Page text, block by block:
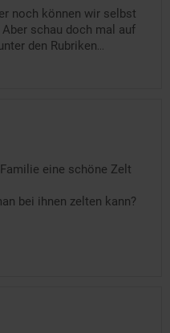
noch können wir selbst
Aber schau doch mal auf
den Rubriken...
eine schöne Zelt
bei ihnen zelten kann?